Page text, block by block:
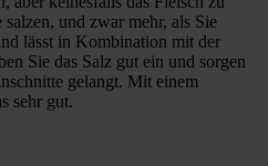
und zwar mehr, als Sie
lässt in Kombination mit der
Sie das Salz gut ein und sorgen
gelangt. Mit einem
sehr gut.